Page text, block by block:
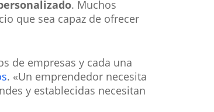
. Muchos
que sea capaz de ofrecer
de empresas y cada una
. «Un emprendedor necesita
y establecidas necesitan